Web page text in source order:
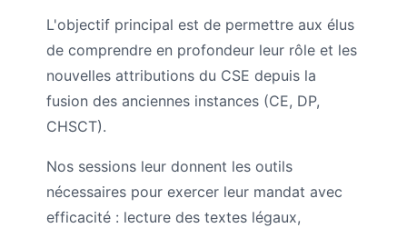
L'objectif principal est de permettre aux élus
de comprendre en profondeur leur rôle et les
nouvelles attributions du CSE depuis la
fusion des anciennes instances (CE, DP,
CHSCT).
Nos sessions leur donnent les outils
nécessaires pour exercer leur mandat avec
efficacité : lecture des textes légaux,